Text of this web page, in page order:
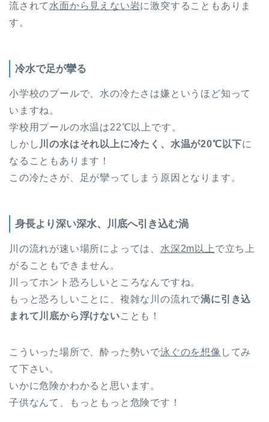
流されて 水面から見えない岩に激突することもありま
す。
冷水で足が攣る
小学校のプールで、水の冷たさは嫌というほど知って
いますね。
学校用プールの水温は22℃以上です。
しかし 川の水はそれ以上に冷たく、水温が20℃以下に
なることもあります！
この冷たさが、足が攣ってしまう原因となります。
身長より深い深水、川底へ引き込む渦
川の流れが速い場所によっては、 水深2m以上 で立ち上
がることもできません。
川ってホント恐ろしいところなんですね。
もっと恐ろしいことに、複雑な川の流れで渦に引き込
まれて川底から浮けないことも！
こういった場所で、酔った勢いで泳ぐのを想像 してみ
て下さい。
いかに危険かわかると思います。
子供なんて、もっともっと危険です！